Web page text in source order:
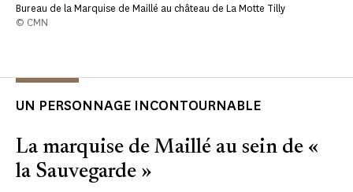
Bureau de la Marquise de Maillé au château de La Motte Tilly
© CMN
UN PERSONNAGE INCONTOURNABLE
La marquise de Maillé au sein de «
la Sauvegarde »